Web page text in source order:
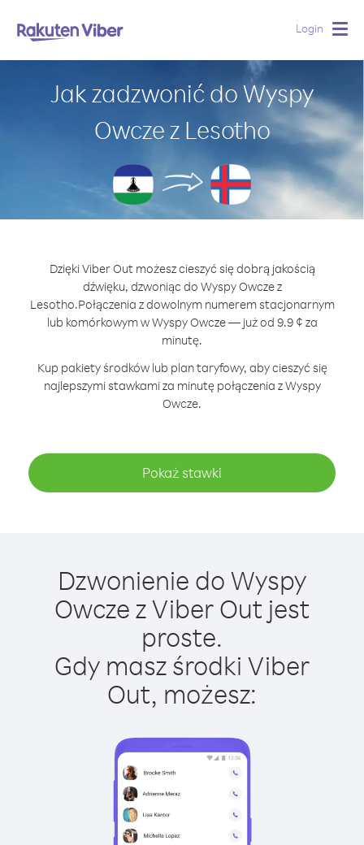
Login
Jak zadzwonić do Wyspy
Owcze z Lesotho
Dzięki Viber Out możesz cieszyć się dobrą jakością
dźwięku, dzwoniąc do Wyspy Owcze z
Lesotho.Połączenia z dowolnym numerem stacjonarnym
lub komórkowym w Wyspy Owcze — już od 9.9 ¢ za
minutę.
Kup pakiety środków lub plan taryfowy, aby cieszyć się
najlepszymi stawkami za minutę połączenia z Wyspy
Owcze.
Pokaż stawki
Dzwonienie do Wyspy
Owcze z Viber Out jest
proste.
Gdy masz środki Viber
Out, możesz: